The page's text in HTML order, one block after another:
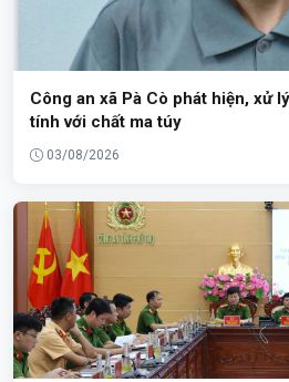
Công an xã Pà Cò phát hiện, xử
tính với chất ma túy
03/08/2026